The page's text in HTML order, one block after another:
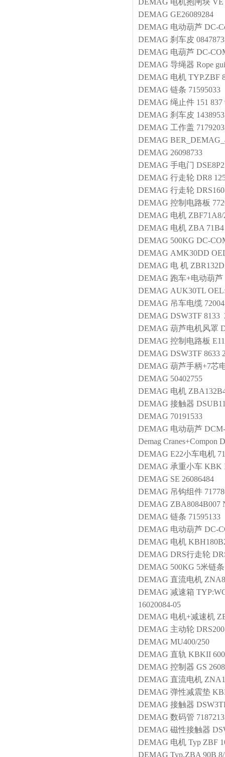
DEMAG 电机抱闸块
DEMAG GE26089284
DEMAG 电动葫芦 DC-
DEMAG 刹车皮
DEMAG 电葫芦 DC-
DEMAG 导绳器 Rope
DEMAG 电机 TYP.ZBF
DEMAG 链条 71595033
DEMAG 绳止件 151 837
DEMAG 刹车皮
DEMAG 工作盖
DEMAG
DEMAG 26098733
DEMAG 手电门
DEMAG 行走轮 DR8
DEMAG 行走轮
DEMAG 控制电路板
DEMAG 电机
DEMAG 电机 ZBA
DEMAG 500KG DC-
DEMAG AMK30DD
DEMAG 电 机
DEMAG 跑车+电动葫芦
DEMAG AUK30TL
DEMAG 吊车电缆
DEMAG DSW3TF 8133
DEMAG 葫芦电机风罩
DEMAG 控制电路板
DEMAG DSW3TF 8633
DEMAG 葫芦手柄+7芯
DEMAG 50402755
DEMAG 电机
DEMAG 接触器
DEMAG 70191533
DEMAG 电动葫芦
Demag Cranes+Compon
DEMAG E22小车电机
DEMAG 承重小车 KBK
DEMAG SE 26086484
DEMAG 吊钩组件
DEMAG ZBA8084B007
DEMAG 链条 71595133
DEMAG 电动葫芦 DC-
DEMAG 电机
DEMAG DRS行走轮
DEMAG 500KG 5米链条
DEMAG 直流电机
DEMAG 减速箱
16020084-05
DEMAG 电机+减速机
DEMAG 主动轮
DEMAG MU400/250
DEMAG 直轨 KBKII
DEMAG 控制器 GS
DEMAG 直流电机
DEMAG 弹性减震垫
DEMAG 接触器
DEMAG 数码管
DEMAG 磁性接触器
DEMAG 电机 Typ ZBF
DEMAG Typ.ZBA 90B